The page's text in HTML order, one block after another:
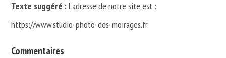
Texte suggéré :L’adresse de notre site est :
https://www.studio-photo-des-moirages.fr.
Commentaires